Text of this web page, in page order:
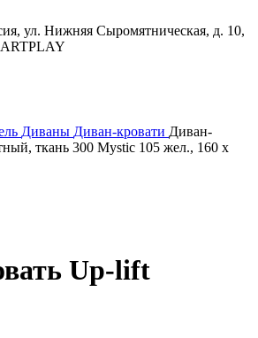
ул. Нижняя Сыромятническая, д. 10,
ARTPLAY
Диваны Диван-кровати Диван-
ткань 300 Mystic 105 жел., 160 x
Up-lift